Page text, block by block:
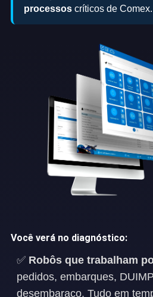
processoscríticos de Comex.
Você verá no diagnóstico:
✅ Robôs que trabalham
pedidos, embarques,
desembaraço. Tudo em